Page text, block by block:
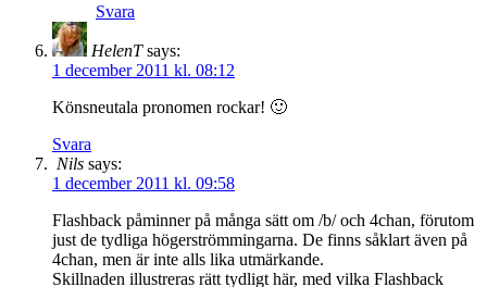
Svara
HelenT says:
1 december 2011 kl. 08:12
Könsneutala pronomen rockar! 🙂
Svara
Nils says:
1 december 2011 kl. 09:58
Flashback påminner på många sätt om /b/ och 4chan, förutom
just de tydliga högerströmmingarna. De finns såklart även på
4chan, men är inte alls lika utmärkande.
Skillnaden illustreras rätt tydligt här, med vilka Flashback